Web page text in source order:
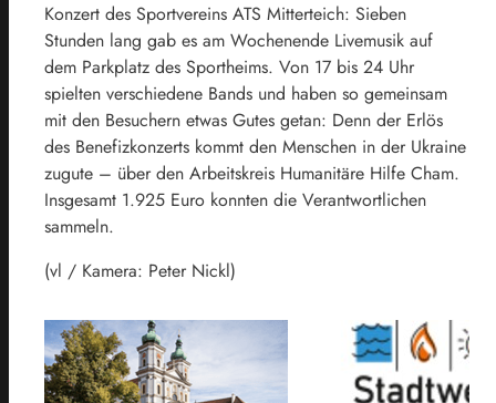
Konzert des Sportvereins ATS Mitterteich: Sieben
Stunden lang gab es am Wochenende Livemusik auf
dem Parkplatz des Sportheims. Von 17 bis 24 Uhr
spielten verschiedene Bands und haben so gemeinsam
mit den Besuchern etwas Gutes getan: Denn der Erlös
des Benefizkonzerts kommt den Menschen in der Ukraine
zugute – über den Arbeitskreis Humanitäre Hilfe Cham.
Insgesamt 1.925 Euro konnten die Verantwortlichen
sammeln.
(vl / Kamera: Peter Nickl)